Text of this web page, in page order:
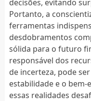
decisões, evitando
Portanto, a
ferramentas
desdobramentos
sólida para o futuro
responsável dos
de incerteza, pode
estabilidade e o bem-
essas realidades